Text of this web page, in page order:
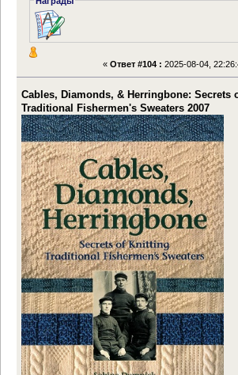
« Ответ #104 : 2025-08-04,
Cables, Diamonds, & Herringbone: Secrets
Traditional Fishermen's Sweaters 2007